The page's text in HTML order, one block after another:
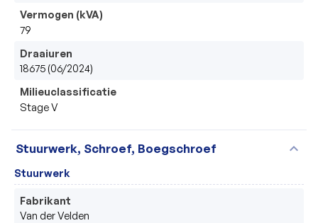
Vermogen (kVA)
79
Draaiuren
18675 (06/2024)
Milieuclassificatie
Stage V
Stuurwerk, Schroef, Boegschroef expand_more
Stuurwerk
Fabrikant
Van der Velden